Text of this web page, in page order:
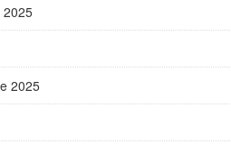
2025
2025